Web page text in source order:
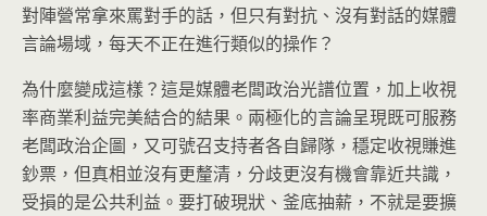
對陣營常拿來罵對手的話，但只有對抗、沒有對話的媒體
言論場域，每天不正在進行類似的操作？
為什麼變成這樣？這是媒體老闆政治光譜位置，加上收視
率商業利益完美結合的結果。兩極化的言論呈現既可服務
老闆政治企圖，又可號召支持者各自歸隊，穩定收視賺進
鈔票，但真相並沒有更釐清，分歧更沒有機會靠近共識，
受損的是公共利益。要打破現狀、釜底抽薪，不就是要擴